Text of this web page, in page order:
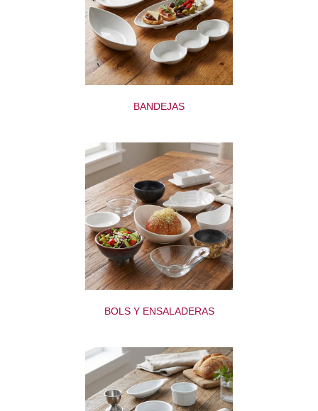
BANDEJAS
BOLS Y ENSALADERAS